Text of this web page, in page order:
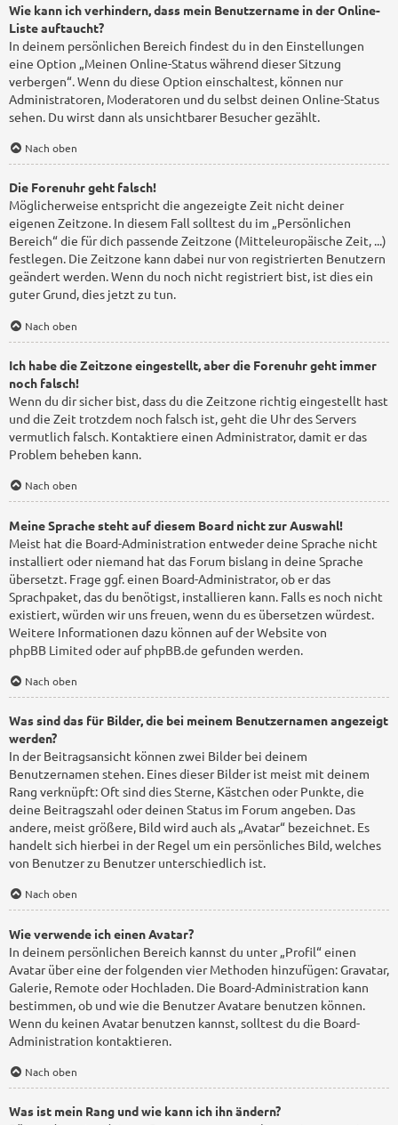
Wie kann ich verhindern, dass mein Benutzername in der Online-
Liste auftaucht?
In deinem persönlichen Bereich findest du in den Einstellungen
eine Option „Meinen Online-Status während dieser Sitzung
verbergen“. Wenn du diese Option einschaltest, können nur
Administratoren, Moderatoren und du selbst deinen Online-Status
sehen. Du wirst dann als unsichtbarer Besucher gezählt.
Nach oben
Die Forenuhr geht falsch!
Möglicherweise entspricht die angezeigte Zeit nicht deiner
eigenen Zeitzone. In diesem Fall solltest du im „Persönlichen
Bereich“ die für dich passende Zeitzone (Mitteleuropäische Zeit, ...)
festlegen. Die Zeitzone kann dabei nur von registrierten Benutzern
geändert werden. Wenn du noch nicht registriert bist, ist dies ein
guter Grund, dies jetzt zu tun.
Nach oben
Ich habe die Zeitzone eingestellt, aber die Forenuhr geht immer
noch falsch!
Wenn du dir sicher bist, dass du die Zeitzone richtig eingestellt hast
und die Zeit trotzdem noch falsch ist, geht die Uhr des Servers
vermutlich falsch. Kontaktiere einen Administrator, damit er das
Problem beheben kann.
Nach oben
Meine Sprache steht auf diesem Board nicht zur Auswahl!
Meist hat die Board-Administration entweder deine Sprache nicht
installiert oder niemand hat das Forum bislang in deine Sprache
übersetzt. Frage ggf. einen Board-Administrator, ob er das
Sprachpaket, das du benötigst, installieren kann. Falls es noch nicht
existiert, würden wir uns freuen, wenn du es übersetzen würdest.
Weitere Informationen dazu können auf der Website von
phpBB Limited oder aufphpBB.de gefunden werden.
Nach oben
Was sind das für Bilder, die bei meinem Benutzernamen angezeigt
werden?
In der Beitragsansicht können zwei Bilder bei deinem
Benutzernamen stehen. Eines dieser Bilder ist meist mit deinem
Rang verknüpft: Oft sind dies Sterne, Kästchen oder Punkte, die
deine Beitragszahl oder deinen Status im Forum angeben. Das
andere, meist größere, Bild wird auch als „Avatar“ bezeichnet. Es
handelt sich hierbei in der Regel um ein persönliches Bild, welches
von Benutzer zu Benutzer unterschiedlich ist.
Nach oben
Wie verwende ich einen Avatar?
In deinem persönlichen Bereich kannst du unter „Profil“ einen
Avatar über eine der folgenden vier Methoden hinzufügen: Gravatar,
Galerie, Remote oder Hochladen. Die Board-Administration kann
bestimmen, ob und wie die Benutzer Avatare benutzen können.
Wenn du keinen Avatar benutzen kannst, solltest du die Board-
Administration kontaktieren.
Nach oben
Was ist mein Rang und wie kann ich ihn ändern?